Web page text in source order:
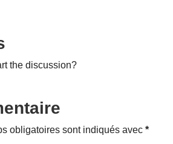
the discussion?
obligatoires sont indiqués avec *